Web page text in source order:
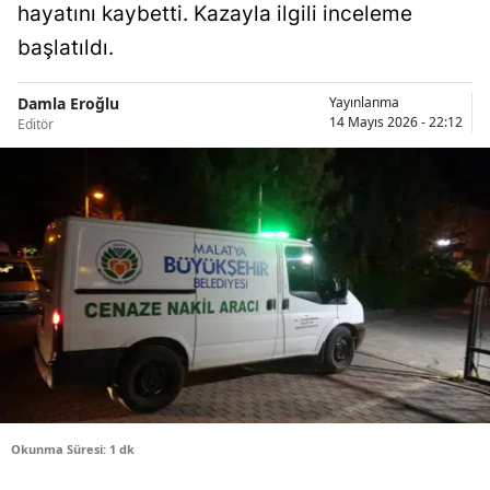
Bilecik
Bitlis
Bursa
Çanakkale
Çankırı
Çorum
Denizli
hayatını kaybetti. Kazayla ilgili inceleme
başlatıldı.
Damla Eroğlu
Editör
Yayınlanma
14 Mayıs 2026 - 22:12
Okunma Süresi: 1 dk